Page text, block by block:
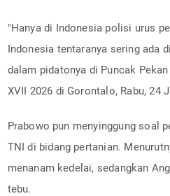
"Hanya di Indonesia polisi urus
Indonesia tentaranya sering ada
dalam pidatonya di Puncak
XVII 2026 di Gorontalo, Rabu, 24
Prabowo pun menyinggung soal
TNI di bidang pertanian.
menanam kedelai, sedangkan
tebu.